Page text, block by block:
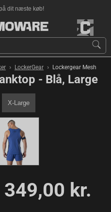
dit næste køb!
› LockerGear ›
Lockergear Mesh
- Blå, Large
X-Large
349,00 kr.